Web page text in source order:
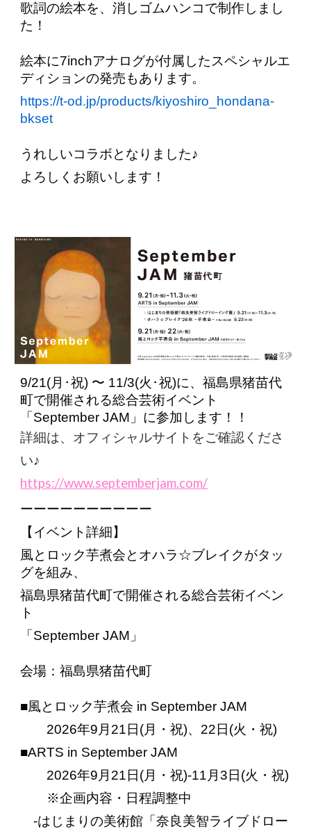
歌詞の絵本を、消しゴムハンコで制作しまし
た！
絵本に7inchアナログが付属したスペシャルエ
ディションの発売もあります。
https://t-od.jp/products/kiyoshiro_hondana-
bkset
うれしいコラボとなりました♪
よろしくお願いします！
9/21(月･祝) 〜 11/3(火･祝)に、福島県猪苗代
町で開催される総合芸術イベント
「September JAM」に参加します！！
詳細は、オフィシャルサイトをご確認くださ
い♪
https://www.septemberjam.com/
ーーーーーーーーーー
【イベント詳細】
⾵とロック芋煮会とオハラ☆ブレイクがタッ
グを組み、
福島県猪苗代町で開催される総合芸術イベン
ト
「September JAM」
会場：福島県猪苗代町
■風とロック芋煮会 in September JAM
2026年9月21日(月・祝)、22日(火・祝)
■ARTS in September JAM
2026年9月21日(月・祝)-11月3日(火・祝)
※企画内容・日程調整中
-はじまりの美術館「奈良美智ライブドロー